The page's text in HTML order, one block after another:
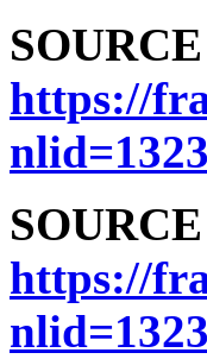
https://
https://